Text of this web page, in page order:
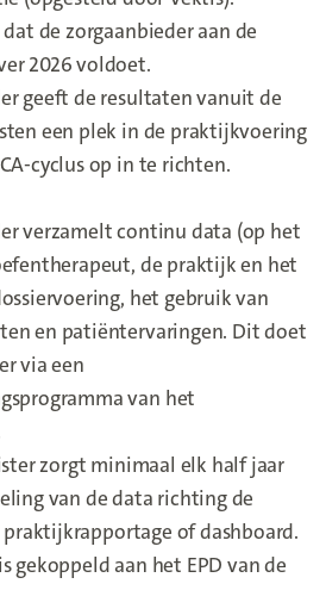
de zorgaanbieder aan de
2026 voldoet.
geeft de resultaten vanuit de
een plek in de praktijkvoering
cyclus op in te richten.
verzamelt continu data (op het
de praktijk en het
het gebruik van
en patiëntervaringen. Dit doet
via een
van het
zorgt minimaal elk half jaar
van de data richting de
of dashboard.
gekoppeld aan het EPD van de